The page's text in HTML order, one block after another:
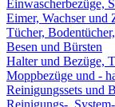
Einwascherbezüge,
Eimer, Wachser und
Tücher,
Besen und Bürsten
Halter und Bezüge,
Moppbezüge und -
Reinigungssets und